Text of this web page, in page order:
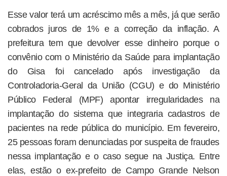
Esse valor terá um acréscimo mês a mês, já que serão
cobrados juros de 1% e a correção da inflação. A
prefeitura tem que devolver esse dinheiro porque o
convênio com o Ministério da Saúde para implantação
do Gisa foi cancelado após investigação da
Controladoria-Geral da União (CGU) e do Ministério
Público Federal (MPF) apontar irregularidades na
implantação do sistema que integraria cadastros de
pacientes na rede pública do município. Em fevereiro,
25 pessoas foram denunciadas por suspeita de fraudes
nessa implantação e o caso segue na Justiça. Entre
elas, estão o ex-prefeito de Campo Grande Nelson